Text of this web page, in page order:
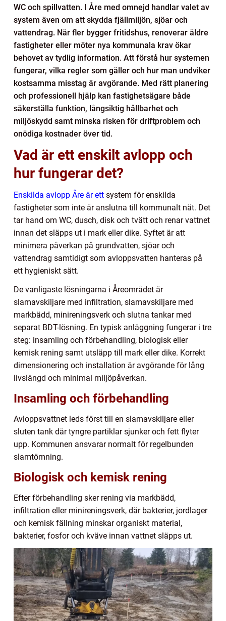
WC och spillvatten. I Åre med omnejd handlar valet av
system även om att skydda fjällmiljön, sjöar och
vattendrag. När fler bygger fritidshus, renoverar äldre
fastigheter eller möter nya kommunala krav ökar
behovet av tydlig information. Att förstå hur systemen
fungerar, vilka regler som gäller och hur man undviker
kostsamma misstag är avgörande. Med rätt planering
och professionell hjälp kan fastighetsägare både
säkerställa funktion, långsiktig hållbarhet och
miljöskydd samt minska risken för driftproblem och
onödiga kostnader över tid.
Vad är ett enskilt avlopp och
hur fungerar det?
Enskilda avlopp Åre är ett system för enskilda
fastigheter som inte är anslutna till kommunalt nät. Det
tar hand om WC, dusch, disk och tvätt och renar vattnet
innan det släpps ut i mark eller dike. Syftet är att
minimera påverkan på grundvatten, sjöar och
vattendrag samtidigt som avloppsvatten hanteras på
ett hygieniskt sätt.
De vanligaste lösningarna i Åreområdet är
slamavskiljare med infiltration, slamavskiljare med
markbädd, minireningsverk och slutna tankar med
separat BDT-lösning. En typisk anläggning fungerar i tre
steg: insamling och förbehandling, biologisk eller
kemisk rening samt utsläpp till mark eller dike. Korrekt
dimensionering och installation är avgörande för lång
livslängd och minimal miljöpåverkan.
Insamling och förbehandling
Avloppsvattnet leds först till en slamavskiljare eller
sluten tank där tyngre partiklar sjunker och fett flyter
upp. Kommunen ansvarar normalt för regelbunden
slamtömning.
Biologisk och kemisk rening
Efter förbehandling sker rening via markbädd,
infiltration eller minireningsverk, där bakterier, jordlager
och kemisk fällning minskar organiskt material,
bakterier, fosfor och kväve innan vattnet släpps ut.